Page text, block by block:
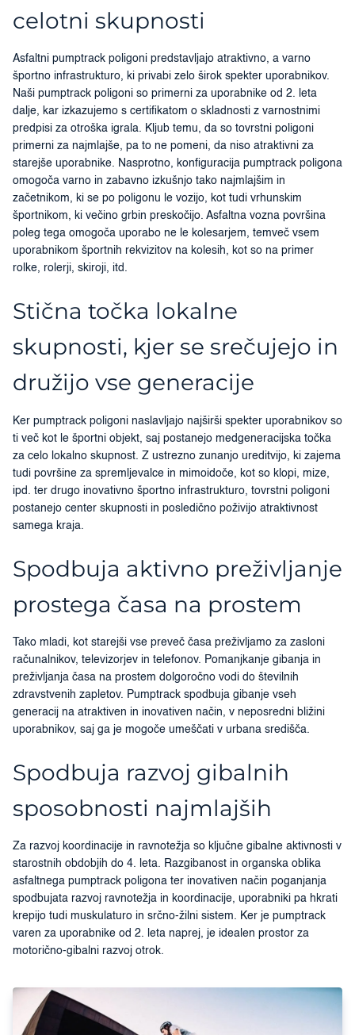
celotni skupnosti
Asfaltni pumptrack poligoni predstavljajo atraktivno, a varno
športno infrastrukturo, ki privabi zelo širok spekter uporabnikov.
Naši pumptrack poligoni so primerni za uporabnike od 2. leta
dalje, kar izkazujemo s certifikatom o skladnosti z varnostnimi
predpisi za otroška igrala. Kljub temu, da so tovrstni poligoni
primerni za najmlajše, pa to ne pomeni, da niso atraktivni za
starejše uporabnike. Nasprotno, konfiguracija pumptrack poligona
omogoča varno in zabavno izkušnjo tako najmlajšim in
začetnikom, ki se po poligonu le vozijo, kot tudi vrhunskim
športnikom, ki večino grbin preskočijo. Asfaltna vozna površina
poleg tega omogoča uporabo ne le kolesarjem, temveč vsem
uporabnikom športnih rekvizitov na kolesih, kot so na primer
rolke, rolerji, skiroji, itd.
Stična točka lokalne
skupnosti, kjer se srečujejo in
družijo vse generacije
Ker pumptrack poligoni naslavljajo najširši spekter uporabnikov so
ti več kot le športni objekt, saj postanejo medgeneracijska točka
za celo lokalno skupnost. Z ustrezno zunanjo ureditvijo, ki zajema
tudi površine za spremljevalce in mimoidoče, kot so klopi, mize,
ipd. ter drugo inovativno športno infrastrukturo, tovrstni poligoni
postanejo center skupnosti in posledično poživijo atraktivnost
samega kraja.
Spodbuja aktivno preživljanje
prostega časa na prostem
Tako mladi, kot starejši vse preveč časa preživljamo za zasloni
računalnikov, televizorjev in telefonov. Pomanjkanje gibanja in
preživljanja časa na prostem dolgoročno vodi do številnih
zdravstvenih zapletov. Pumptrack spodbuja gibanje vseh
generacij na atraktiven in inovativen način, v neposredni bližini
uporabnikov, saj ga je mogoče umeščati v urbana središča.
Spodbuja razvoj gibalnih
sposobnosti najmlajših
Za razvoj koordinacije in ravnotežja so ključne gibalne aktivnosti v
starostnih obdobjih do 4. leta. Razgibanost in organska oblika
asfaltnega pumptrack poligona ter inovativen način poganjanja
spodbujata razvoj ravnotežja in koordinacije, uporabniki pa hkrati
krepijo tudi muskulaturo in srčno-žilni sistem. Ker je pumptrack
varen za uporabnike od 2. leta naprej, je idealen prostor za
motorično-gibalni razvoj otrok.